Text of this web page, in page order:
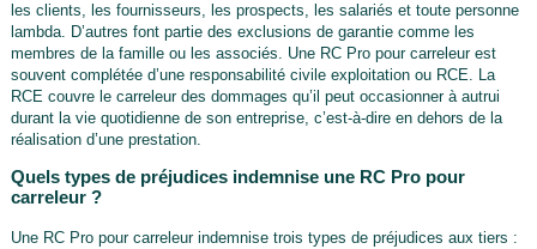
les clients, les fournisseurs, les prospects, les salariés et toute personne
lambda. D’autres font partie des exclusions de garantie comme les
membres de la famille ou les associés. Une RC Pro pour carreleur est
souvent complétée d’une responsabilité civile exploitation ou RCE. La
RCE couvre le carreleur des dommages qu’il peut occasionner à autrui
durant la vie quotidienne de son entreprise, c’est-à-dire en dehors de la
réalisation d’une prestation.
Quels types de préjudices indemnise une RC Pro pour
carreleur ?
Une RC Pro pour carreleur indemnise trois types de préjudices aux tiers :